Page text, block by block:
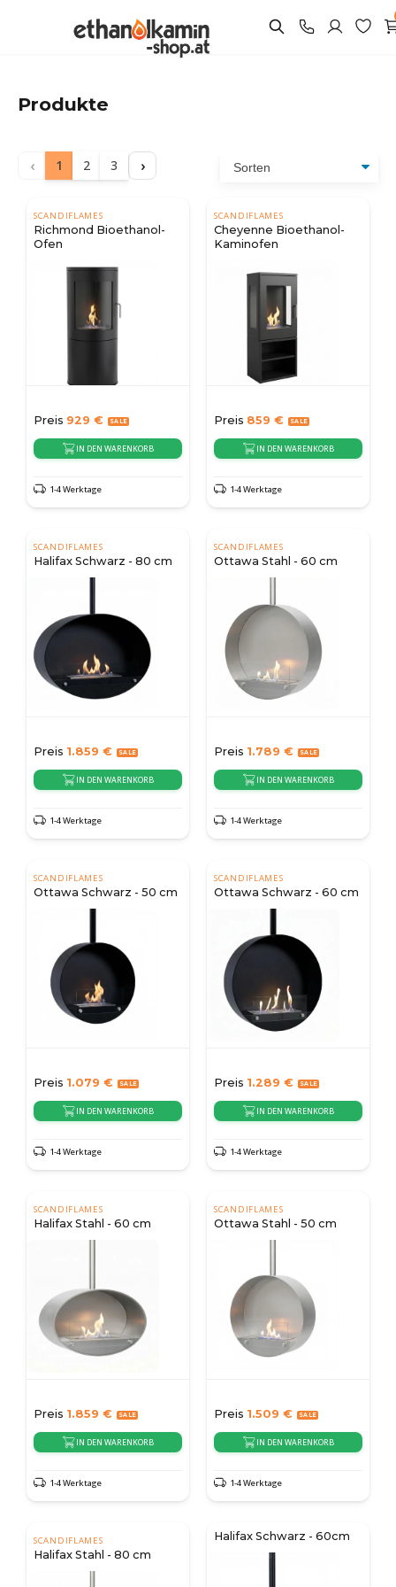
Produkte
‹ 1 2 3 ›
SCANDIFLAMES
Richmond Bioethanol-
Ofen
Preis 929 €
IN DEN WARENKORB
1-4 Werktage
SCANDIFLAMES
Cheyenne Bioethanol-
Kaminofen
Preis 859 €
IN DEN WARENKORB
1-4 Werktage
SCANDIFLAMES
Halifax Schwarz - 80 cm
Preis 1.859 €
IN DEN WARENKORB
1-4 Werktage
SCANDIFLAMES
Ottawa Stahl - 60 cm
Preis 1.789 €
IN DEN WARENKORB
1-4 Werktage
SCANDIFLAMES
Ottawa Schwarz - 50 cm
Preis 1.079 €
IN DEN WARENKORB
1-4 Werktage
SCANDIFLAMES
Ottawa Schwarz - 60 cm
Preis 1.289 €
IN DEN WARENKORB
1-4 Werktage
SCANDIFLAMES
Halifax Stahl - 60 cm
Preis 1.859 €
IN DEN WARENKORB
1-4 Werktage
SCANDIFLAMES
Ottawa Stahl - 50 cm
Preis 1.509 €
IN DEN WARENKORB
1-4 Werktage
SCANDIFLAMES
Halifax Stahl - 80 cm
Halifax Schwarz - 60cm